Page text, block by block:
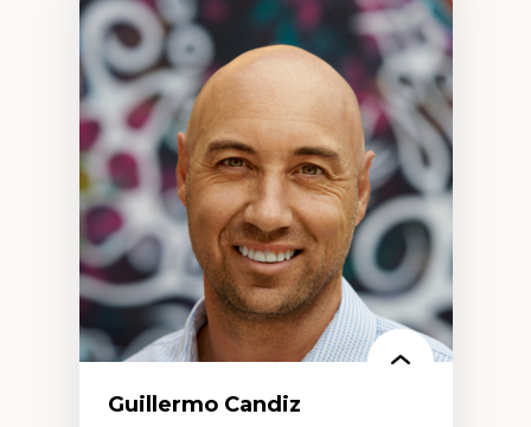
Didactique des sciences – processus
d’enquête et culture scientifique
Éducation en milieu minoritaire –
construction identitaire et conscience
critique
Technologies éducatives – ludification et
programmation pédagogique
La langue dans toutes les matières –
environnement discursif et langage
scientifique
Guillermo Candiz